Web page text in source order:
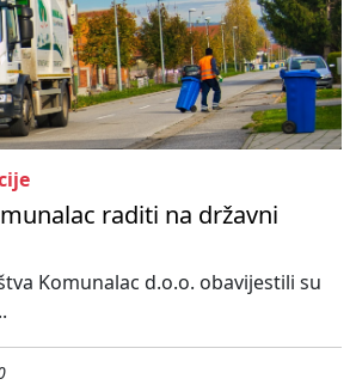
raditi na državni
Komunalac d.o.o. obavijestili su